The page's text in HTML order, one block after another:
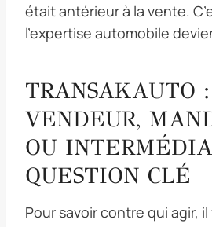
était antérieur à la vente.
l’expertise automobile
TRANSAKAUTO :
VENDEUR,
OU
QUESTION CLÉ
Pour savoir contre qui agir, il